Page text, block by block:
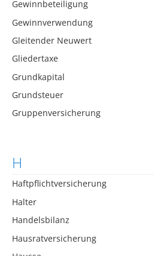
Gewinnbeteiligung
Gewinnverwendung
Gleitender Neuwert
Gliedertaxe
Grundkapital
Grundsteuer
Gruppenversicherung
H
Haftpflichtversicherung
Halter
Handelsbilanz
Hausratversicherung